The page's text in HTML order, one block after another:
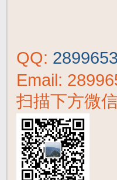
QQ:
Email:
扫描下方微